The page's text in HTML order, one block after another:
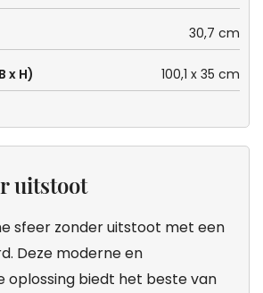
30,7 cm
x H) 100,1 x 35 cm
uitstoot
sfeer zonder uitstoot met een
Deze moderne en
oplossing biedt het beste van